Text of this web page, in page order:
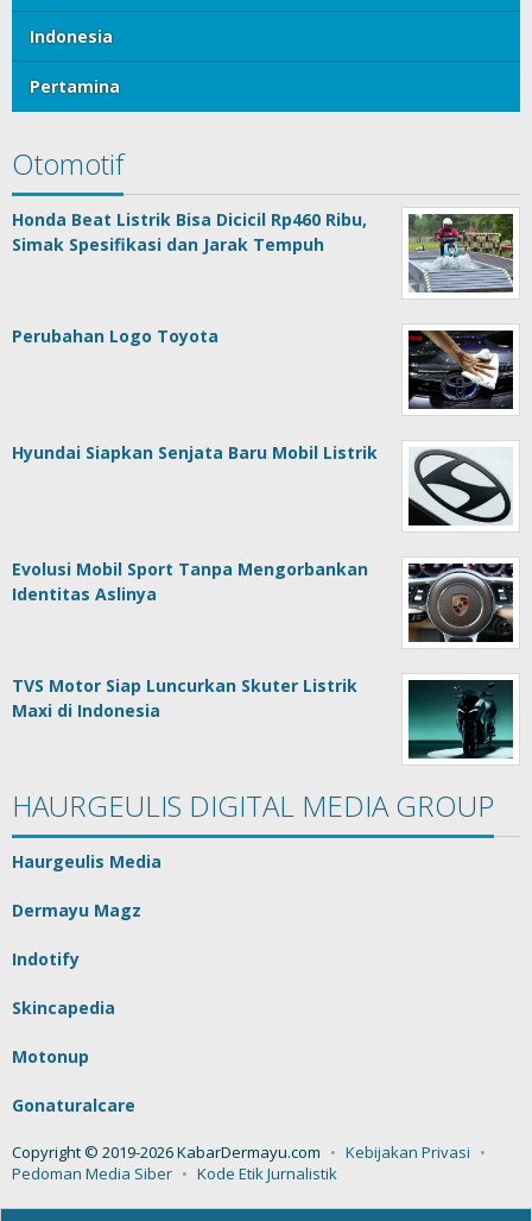
Indonesia
Pertamina
Otomotif
Honda Beat Listrik Bisa Dicicil Rp460 Ribu,
Simak Spesifikasi dan Jarak Tempuh
Perubahan Logo Toyota
Hyundai Siapkan Senjata Baru Mobil Listrik
Evolusi Mobil Sport Tanpa Mengorbankan
Identitas Aslinya
TVS Motor Siap Luncurkan Skuter Listrik
Maxi di Indonesia
HAURGEULIS DIGITAL MEDIA GROUP
Haurgeulis Media
Dermayu Magz
Indotify
Skincapedia
Motonup
Gonaturalcare
Copyright © 2019-2026 KabarDermayu.com
Kebijakan Privasi
Pedoman Media Siber
Kode Etik Jurnalistik